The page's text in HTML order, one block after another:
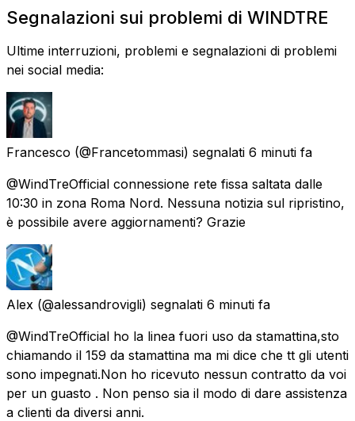
Segnalazioni sui problemi di WINDTRE
Ultime interruzioni, problemi e segnalazioni di problemi
nei social media:
Francesco (@Francetommasi) segnalati 6 minuti fa
@WindTreOfficial connessione rete fissa saltata dalle
10:30 in zona Roma Nord. Nessuna notizia sul ripristino,
è possibile avere aggiornamenti? Grazie
Alex (@alessandrovigli) segnalati 6 minuti fa
@WindTreOfficial ho la linea fuori uso da stamattina,sto
chiamando il 159 da stamattina ma mi dice che tt gli utenti
sono impegnati.Non ho ricevuto nessun contratto da voi
per un guasto . Non penso sia il modo di dare assistenza
a clienti da diversi anni.